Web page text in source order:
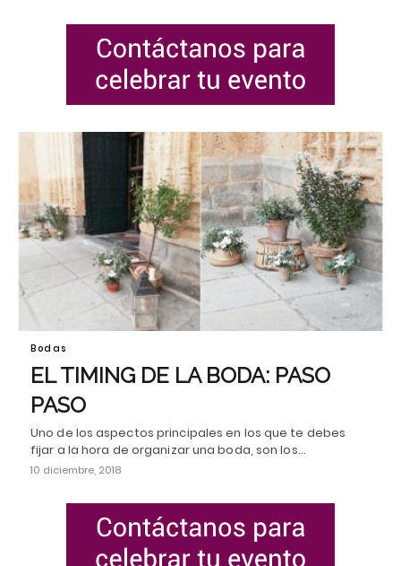
Bodas
EL TIMING DE LA BODA: PASO
PASO
Uno de los aspectos principales en los que te debes
fijar a la hora de organizar una boda, son los…
10 diciembre, 2018